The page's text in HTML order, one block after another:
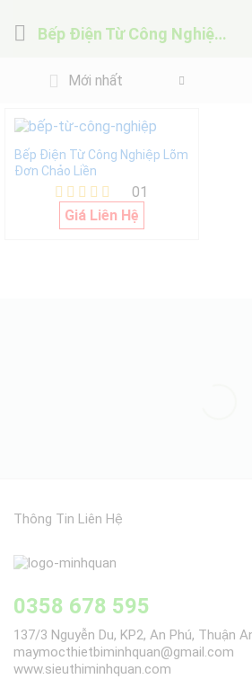
Bếp Điện Từ Công Nghiệp Lõm Đơn Chảo Liền
Mới nhất
Bếp Điện Từ Công Nghiệp Lõm
Đơn Chảo Liền
Được xếp
hạng
01
Giá Liên Hệ
Thông Tin Liên Hệ
0358 678 595
137/3 Nguyễn Du, KP2, An Phú, Thuận
maymocthietbiminhquan@gmail.com
www.sieuthiminhquan.com